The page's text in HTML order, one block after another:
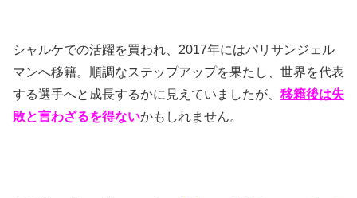
シャルケでの活躍を買われ、2017年にはパリサンジェル
マンへ移籍。順調なステップアップを果たし、世界を代表
する選手へと成長するかに見えていましたが、 移籍後は失
敗と言わざるを得ないかもしれません。